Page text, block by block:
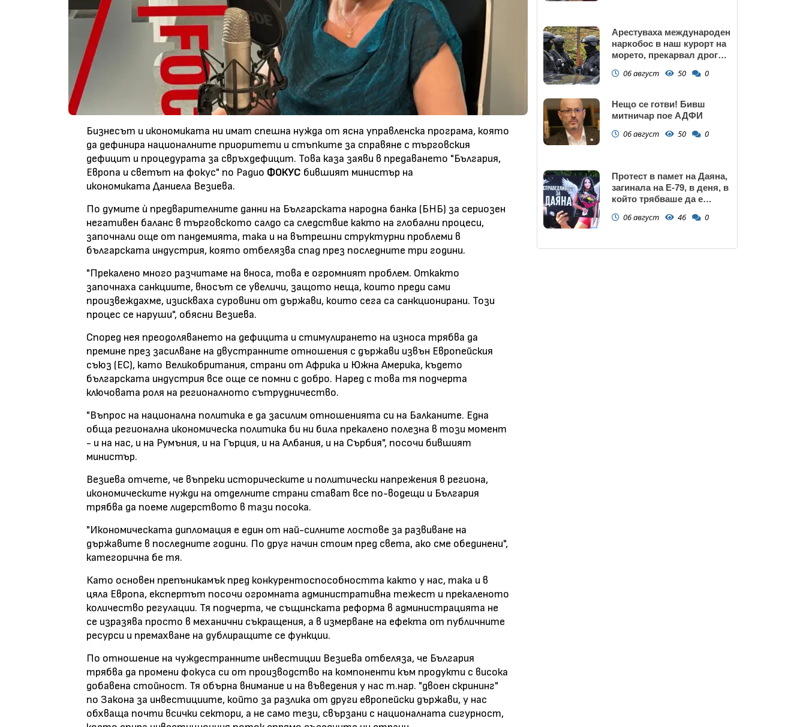
Бизнесът и икономиката ни имат спешна нужда от ясна управленска програма, която
да дефинира националните приоритети и стъпките за справяне с търговския
дефицит и процедурата за свръхдефицит. Това каза заяви в предаването "България,
Европа и светът на фокус" по Радио ФОКУС бившият министър на
икономиката Даниела Везиева.
По думите ѝ предварителните данни на Българската народна банка (БНБ) за сериозен
негативен баланс в търговското салдо са следствие както на глобални процеси,
започнали още от пандемията, така и на вътрешни структурни проблеми в
българската индустрия, която отбелязва спад през последните три години.
"Прекалено много разчитаме на вноса, това е огромният проблем. Откакто
започнаха санкциите, вносът се увеличи, защото неща, които преди сами
произвеждахме, изискваха суровини от държави, които сега са санкционирани. Този
процес се наруши", обясни Везиева.
Според нея преодоляването на дефицита и стимулирането на износа трябва да
премине през засилване на двустранните отношения с държави извън Европейския
съюз (ЕС), като Великобритания, страни от Африка и Южна Америка, където
българската индустрия все още се помни с добро. Наред с това тя подчерта
ключовата роля на регионалното сътрудничество.
"Въпрос на национална политика е да засилим отношенията си на Балканите. Една
обща регионална икономическа политика би ни била прекалено полезна в този момент
- и на нас, и на Румъния, и на Гърция, и на Албания, и на Сърбия", посочи бившият
министър.
Везиева отчете, че въпреки историческите и политически напрежения в региона,
икономическите нужди на отделните страни стават все по-водещи и България
трябва да поеме лидерството в тази посока.
"Икономическата дипломация е един от най-силните лостове за развиване на
държавите в последните години. По друг начин стоим пред света, ако сме обединени",
категорична бе тя.
Като основен препъникамък пред конкурентоспособността както у нас, така и в
цяла Европа, експертът посочи огромната административна тежест и прекаленото
количество регулации. Тя подчерта, че същинската реформа в администрацията не
се изразява просто в механични съкращения, а в измерване на ефекта от публичните
ресурси и премахване на дублиращите се функции.
По отношение на чуждестранните инвестиции Везиева отбеляза, че България
трябва да промени фокуса си от производство на компоненти към продукти с висока
добавена стойност. Тя обърна внимание и на въведения у нас т.нар. "двоен скрининг"
по Закона за инвестициите, който за разлика от други европейски държави, у нас
обхваща почти всички сектори, а не само тези, свързани с националната сигурност,
Арестуваха международен
наркобос в наш курорт на
морето, прекарвал дрога
06 август 50 0
Нещо се готви! Бивш
митничар пое АДФИ
06 август 50 0
Протест в памет на Даяна,
загинала на Е-79, в деня, в
който трябваше да е
06 август 46 0